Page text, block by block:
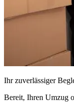
Ihr zuverlässiger
Bereit, Ihren Umzug